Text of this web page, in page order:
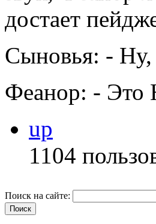
достает
Сыновья: - Ну,
Феанор: - Это
up
1104
Поиск на сайте: